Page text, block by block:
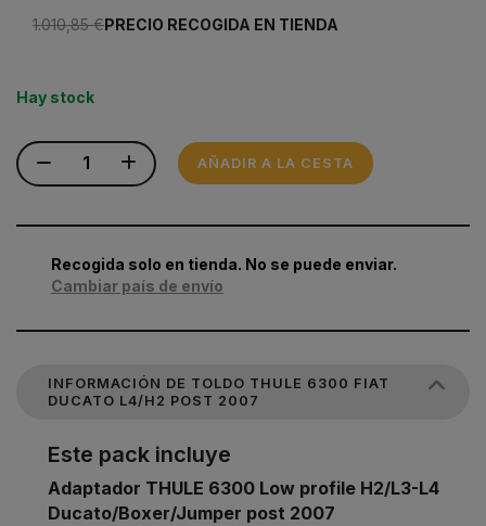
1.010,85 €PRECIO RECOGIDA EN TIENDA
Hay stock
AÑADIR A LA CESTA
Recogida solo en tienda. No se puede enviar.
Cambiar país de envío
INFORMACIÓN DE TOLDO THULE 6300 FIAT
DUCATO L4/H2 POST 2007
Este pack incluye
Adaptador THULE 6300 Low profile H2/L3-L4
Ducato/Boxer/Jumper post 2007